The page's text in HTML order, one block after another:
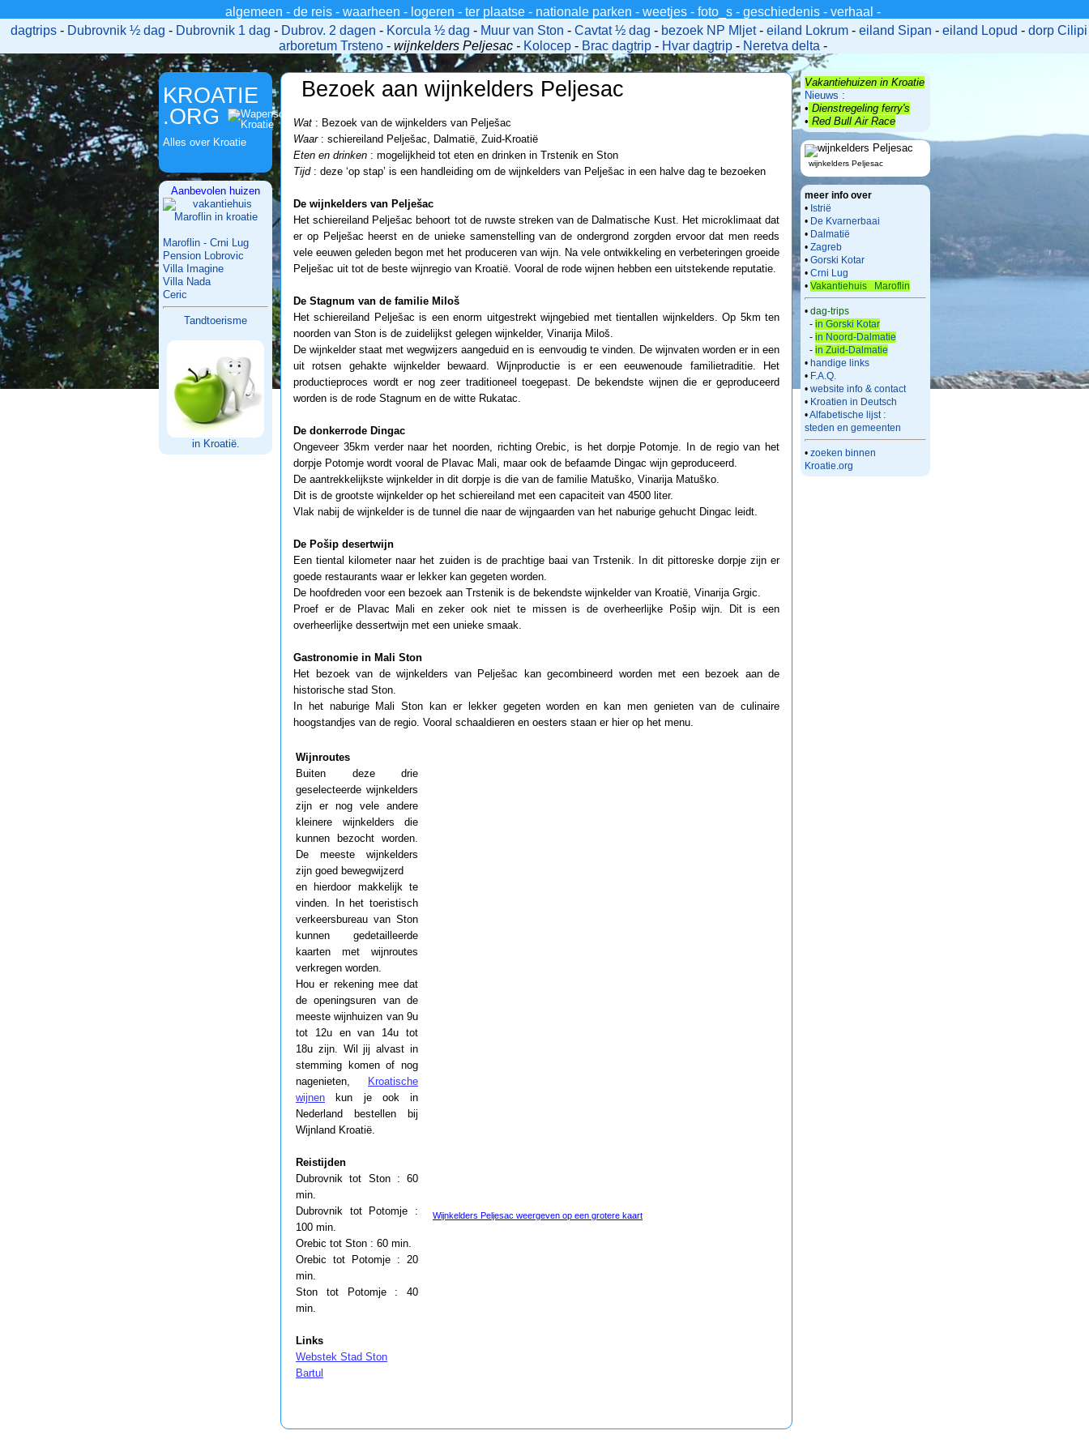
algemeen - de reis- waarheen - logeren - ter plaatse- nationale parken - weetjes- foto_s- geschiedenis- verhaal -
dagtrips - Dubrovnik ½ dag - Dubrovnik 1 dag - Dubrov. 2 dagen - Korcula ½ dag - Muur van Ston - Cavtat ½ dag - bezoek NP Mljet- eiland Lokrum - eiland Sipan - eiland Lopud - dorp Cilipi
arboretum Trsteno- wijnkelders Peljesac - Kolocep- Brac dagtrip- Hvar dagtrip- Neretva delta -
KROATIE
.ORG
Alles over Kroatie
Aanbevolen huizen
Maroflin - Crni Lug
Pension Lobrovic
Villa Imagine
Villa Nada
Ceric
Tandtoerisme
in Kroatië.
Bezoek aan wijnkelders Peljesac
Wat : Bezoek van de wijnkelders van Pelješac
Waar: schiereiland Pelješac, Dalmatië, Zuid-Kroatië
Eten en drinken : mogelijkheid tot eten en drinken in Trstenik en Ston
Tijd: deze ‘op stap’ is een handleiding om de wijnkelders van Pelješac in een halve dag te bezoeken
De wijnkelders van Pelješac
Het schiereiland Pelješac behoort tot de ruwste streken van de Dalmatische Kust. Het microklimaat dat
er op Pelješac heerst en de unieke samenstelling van de ondergrond zorgden ervoor dat men reeds
vele eeuwen geleden begon met het produceren van wijn. Na vele ontwikkeling en verbeteringen groeide
Pelješac uit tot de beste wijnregio van Kroatië. Vooral de rode wijnen hebben een uitstekende reputatie.
De Stagnum van de familie Miloš
Het schiereiland Pelješac is een enorm uitgestrekt wijngebied met tientallen wijnkelders. Op 5km ten
noorden van Ston is de zuidelijkst gelegen wijnkelder, Vinarija Miloš.
De wijnkelder staat met wegwijzers aangeduid en is eenvoudig te vinden. De wijnvaten worden er in een
uit rotsen gehakte wijnkelder bewaard. Wijnproductie is er een eeuwenoude familietraditie. Het
productieproces wordt er nog zeer traditioneel toegepast. De bekendste wijnen die er geproduceerd
worden is de rode Stagnum en de witte Rukatac.
De donkerrode Dingac
Ongeveer 35km verder naar het noorden, richting Orebic, is het dorpje Potomje. In de regio van het
dorpje Potomje wordt vooral de Plavac Mali, maar ook de befaamde Dingac wijn geproduceerd.
De aantrekkelijkste wijnkelder in dit dorpje is die van de familie Matuško, Vinarija Matuško.
Dit is de grootste wijnkelder op het schiereiland met een capaciteit van 4500 liter.
Vlak nabij de wijnkelder is de tunnel die naar de wijngaarden van het naburige gehucht Dingac leidt.
De Pošip desertwijn
Een tiental kilometer naar het zuiden is de prachtige baai van Trstenik. In dit pittoreske dorpje zijn er
goede restaurants waar er lekker kan gegeten worden.
De hoofdreden voor een bezoek aan Trstenik is de bekendste wijnkelder van Kroatië, Vinarija Grgic.
Proef er de Plavac Mali en zeker ook niet te missen is de overheerlijke Pošip wijn. Dit is een
overheerlijke dessertwijn met een unieke smaak.
Gastronomie in Mali Ston
Het bezoek van de wijnkelders van Pelješac kan gecombineerd worden met een bezoek aan de
historische stad Ston.
In het naburige Mali Ston kan er lekker gegeten worden en kan men genieten van de culinaire
hoogstandjes van de regio. Vooral schaaldieren en oesters staan er hier op het menu.
Wijnroutes
Buiten deze drie
geselecteerde wijnkelders
zijn er nog vele andere
kleinere wijnkelders die
kunnen bezocht worden.
De meeste wijnkelders
zijn goed bewegwijzerd
en hierdoor makkelijk te
vinden. In het toeristisch
verkeersbureau van Ston
kunnen gedetailleerde
kaarten met wijnroutes
verkregen worden.
Hou er rekening mee dat
de openingsuren van de
meeste wijnhuizen van 9u
tot 12u en van 14u tot
18u zijn. Wil jij alvast in
stemming komen of nog
nagenieten,
Kroatische
wijnen kun je ook in
Nederland bestellen bij
Wijnland Kroatië.
Reistijden
Dubrovnik tot Ston : 60
min.
Dubrovnik tot Potomje :
100 min.
Orebic tot Ston : 60 min.
Orebic tot Potomje : 20
min.
Ston tot Potomje : 40
min.
Links
Webstek Stad Ston
Bartul
Wijnkelders Peljesac weergeven op een grotere kaart
Vakantiehuizen in Kroatie
Nieuws :
• Dienstregeling ferry's
• Red Bull Air Race
wijnkelders Peljesac
meer info over
• Istrië
• De Kvarnerbaai
• Dalmatië
• Zagreb
• Gorski Kotar
• Crni Lug
• Vakantiehuis Maroflin
• dag-trips
- in Gorski Kotar
- in Noord-Dalmatie
- in Zuid-Dalmatie
• handige links
• F.A.Q.
• website info & contact
• Kroatien in Deutsch
•Alfabetische lijst :
steden en gemeenten
• zoeken binnen
Kroatie.org